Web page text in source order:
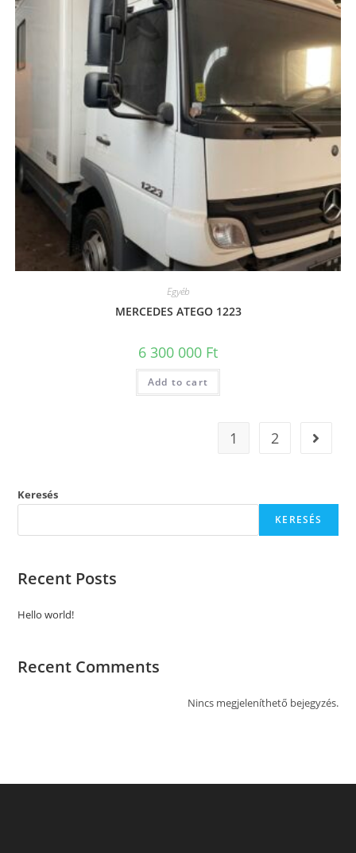
Egyéb
MERCEDES ATEGO 1223
6 300 000 Ft
Add to cart
1 2
Keresés
KERESÉS
Recent Posts
Hello world!
Recent Comments
Nincs megjeleníthető bejegyzés.